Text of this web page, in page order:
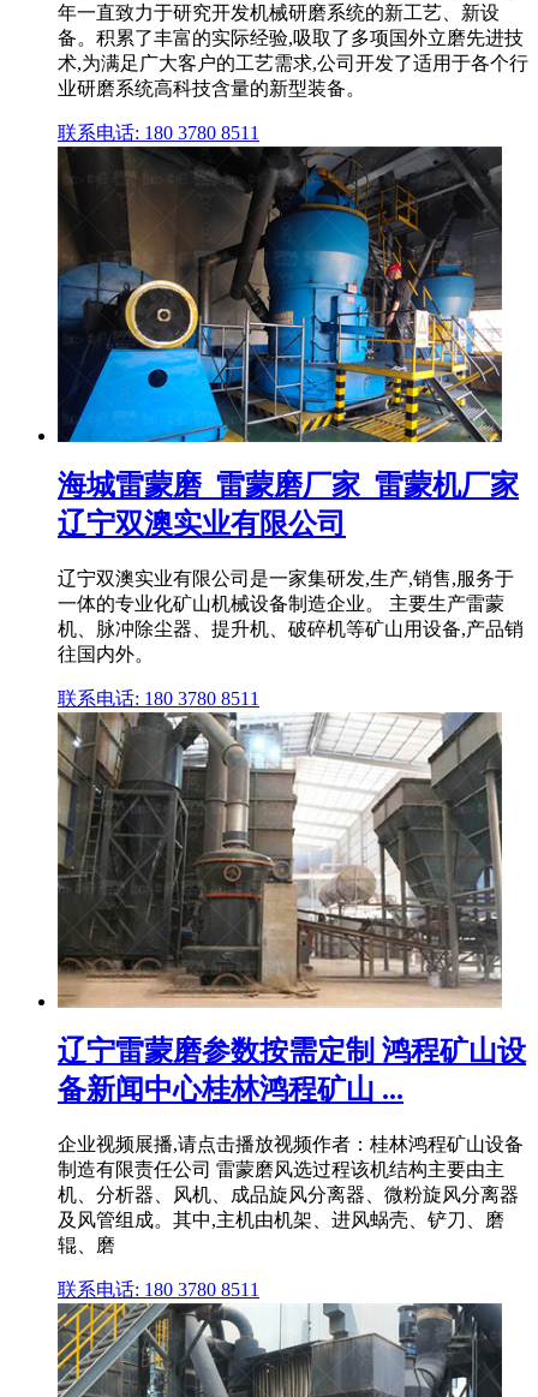
年一直致力于研究开发机械研磨系统的新工艺、新设
备。积累了丰富的实际经验,吸取了多项国外立磨先进技
术,为满足广大客户的工艺需求,公司开发了适用于各个行
业研磨系统高科技含量的新型装备。
联系电话: 180 3780 8511
海城雷蒙磨_雷蒙磨厂家_雷蒙机厂家
辽宁双澳实业有限公司
辽宁双澳实业有限公司是一家集研发,生产,销售,服务于
一体的专业化矿山机械设备制造企业。 主要生产雷蒙
机、脉冲除尘器、提升机、破碎机等矿山用设备,产品销
往国内外。
联系电话: 180 3780 8511
辽宁雷蒙磨参数按需定制 鸿程矿山设
备新闻中心桂林鸿程矿山 ...
企业视频展播,请点击播放视频作者：桂林鸿程矿山设备
制造有限责任公司 雷蒙磨风选过程该机结构主要由主
机、分析器、风机、成品旋风分离器、微粉旋风分离器
及风管组成。其中,主机由机架、进风蜗壳、铲刀、磨
辊、磨
联系电话: 180 3780 8511